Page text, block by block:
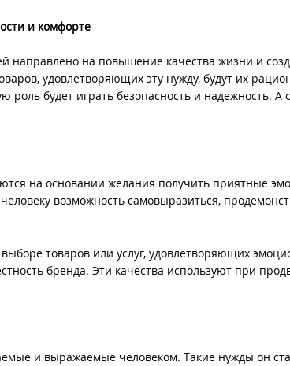
и комфорте
направлено на повышение качества жизни и
удовлетворяющих эту нужду, будут их
роль будет играть безопасность и надежность.
на основании желания получить приятные
возможность самовыразиться,
товаров или услуг, удовлетворяющих
бренда. Эти качества используют при
и выражаемые человеком. Такие нужды он